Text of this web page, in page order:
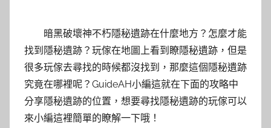
暗黑破壞神不朽隱秘遺跡在什麼地方？怎麼才能
找到隱秘遺跡？玩傢在地圖上看到瞭隱秘遺跡，但是
很多玩傢去尋找的時候都沒找到，那麼這個隱秘遺跡
究竟在哪裡呢？GuideAH小編這就在下面的攻略中
分享隱秘遺跡的位置，想要尋找隱秘遺跡的玩傢可以
來小編這裡簡單的瞭解一下哦！